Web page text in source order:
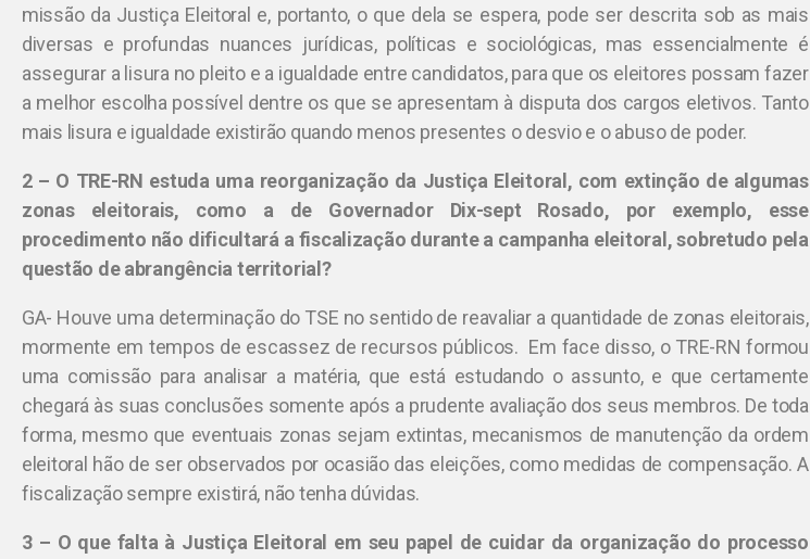
missão da Justiça Eleitoral e, portanto, o que dela se espera, pode ser descrita sob as mais
diversas e profundas nuances jurídicas, políticas e sociológicas, mas essencialmente é
assegurar a lisura no pleito e a igualdade entre candidatos, para que os eleitores possam fazer
a melhor escolha possível dentre os que se apresentam à disputa dos cargos eletivos. Tanto
mais lisura e igualdade existirão quando menos presentes o desvio e o abuso de poder.
2 – O TRE-RN estuda uma reorganização da Justiça Eleitoral, com extinção de algumas
zonas eleitorais, como a de Governador Dix-sept Rosado, por exemplo, esse
procedimento não dificultará a fiscalização durante a campanha eleitoral, sobretudo pela
questão de abrangência territorial?
GA- Houve uma determinação do TSE no sentido de reavaliar a quantidade de zonas eleitorais,
mormente em tempos de escassez de recursos públicos. Em face disso, o TRE-RN formou
uma comissão para analisar a matéria, que está estudando o assunto, e que certamente
chegará às suas conclusões somente após a prudente avaliação dos seus membros. De toda
forma, mesmo que eventuais zonas sejam extintas, mecanismos de manutenção da ordem
eleitoral hão de ser observados por ocasião das eleições, como medidas de compensação. A
fiscalização sempre existirá, não tenha dúvidas.
3 – O que falta à Justiça Eleitoral em seu papel de cuidar da organização do processo